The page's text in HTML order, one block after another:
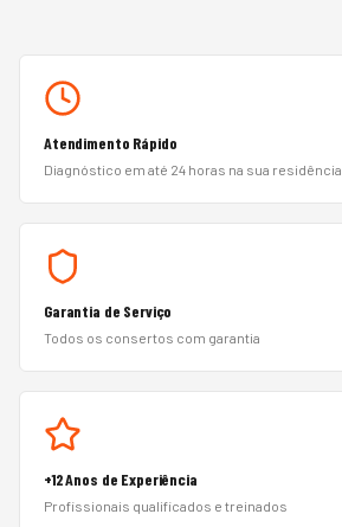
Atendimento Rápido
Diagnóstico em até 24 horas na sua residência
Garantia de Serviço
Todos os consertos com garantia
+12 Anos de Experiência
Profissionais qualificados e treinados